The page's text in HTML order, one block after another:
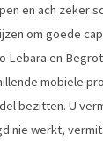
en ach zeker
om goede
Lebara en
mobiele
bezitten. U
nie werkt,